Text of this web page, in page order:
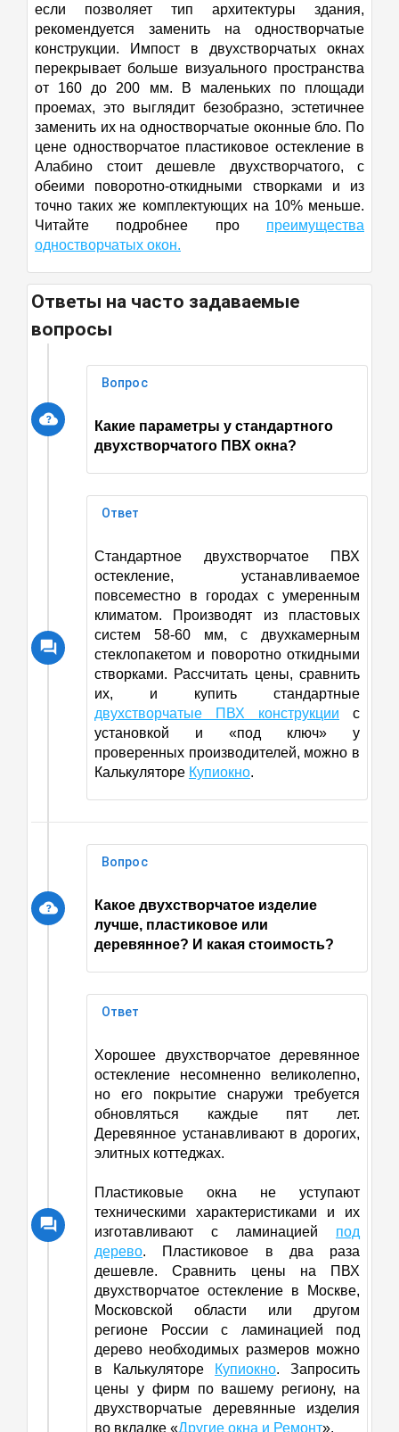
если позволяет тип архитектуры здания,
рекомендуется заменить на одностворчатые
конструкции. Импост в двухстворчатых окнах
перекрывает больше визуального пространства
от 160 до 200 мм. В маленьких по площади
проемах, это выглядит безобразно, эстетичнее
заменить их на одностворчатые оконные бло. По
цене одностворчатое пластиковое остекление в
Алабино стоит дешевле двухстворчатого, с
обеими поворотно-откидными створками и из
точно таких же комплектующих на 10% меньше.
Читайте подробнее про преимущества
одностворчатых окон.
Ответы на часто задаваемые
вопросы
Вопрос
Какие параметры у стандартного
двухстворчатого ПВХ окна?
Ответ
Стандартное двухстворчатое ПВХ
остекление, устанавливаемое
повсеместно в городах с умеренным
климатом. Производят из пластовых
систем 58-60 мм, с двухкамерным
стеклопакетом и поворотно откидными
створками. Рассчитать цены, сравнить
их, и купить стандартные
двухстворчатые ПВХ конструкции с
установкой и «под ключ» у
проверенных производителей, можно в
Калькуляторе Купиокно.
Вопрос
Какое двухстворчатое изделие
лучше, пластиковое или
деревянное? И какая стоимость?
Ответ
Хорошее двухстворчатое деревянное
остекление несомненно великолепно,
но его покрытие снаружи требуется
обновляться каждые пят лет.
Деревянное устанавливают в дорогих,
элитных коттеджах.
Пластиковые окна не уступают
техническими характеристиками и их
изготавливают с ламинацией под
дерево. Пластиковое в два раза
дешевле. Сравнить цены на ПВХ
двухстворчатое остекление в Москве,
Московской области или другом
регионе России с ламинацией под
дерево необходимых размеров можно
в Калькуляторе
Купиокно. Запросить
цены у фирм по вашему региону, на
двухстворчатые деревянные изделия
во вкладке «Другие окна и Ремонт».